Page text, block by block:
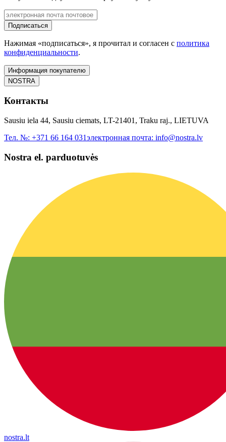
Подписаться
Нажимая «подписаться», я прочитал и согласен с политика
конфиденциальности.
Информация покупателю
NOSTRA
Контакты
Sausiu iela 44, Sausiu ciemats, LT-21401, Traku raj., LIETUVA
Тел. №: +371 66 164 031электронная почта: info@nostra.lv
Nostra el. parduotuvės
nostra.lt